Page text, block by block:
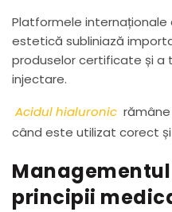
Platformele internaționale
estetică subliniază
produselor certificate și a
injectare.
Acidul hialuronic
când este utilizat corect și
principii